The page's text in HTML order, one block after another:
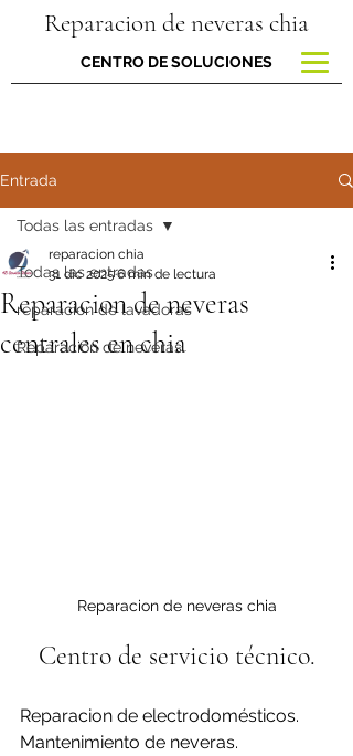
Reparacion de neveras chia
CENTRO DE SOLUCIONES
Entrada
Todas las entradas
reparacion de lavadoras
Reparación de neveras
Todas las entradas
Reparacion de neveras
centrales en chia
reparacion chia
31 dic 20256 min de lectura
Reparacion de neveras chia
Centro de servicio técnico.
Reparacion de electrodomésticos.
Mantenimiento de neveras.